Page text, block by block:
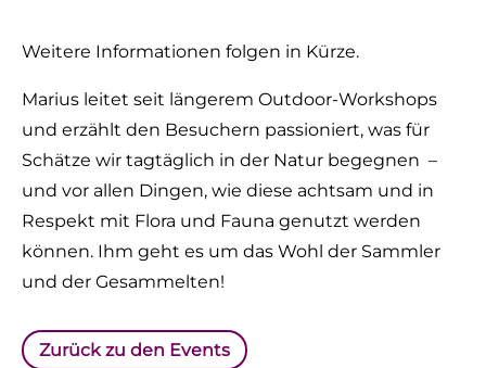
Weitere Informationen folgen in Kürze.
Marius leitet seit längerem Outdoor-Workshops
und erzählt den Besuchern passioniert, was für
Schätze wir tagtäglich in der Natur begegnen –
und vor allen Dingen, wie diese achtsam und in
Respekt mit Flora und Fauna genutzt werden
können. Ihm geht es um das Wohl der Sammler
und der Gesammelten!
Zurück zu den Events